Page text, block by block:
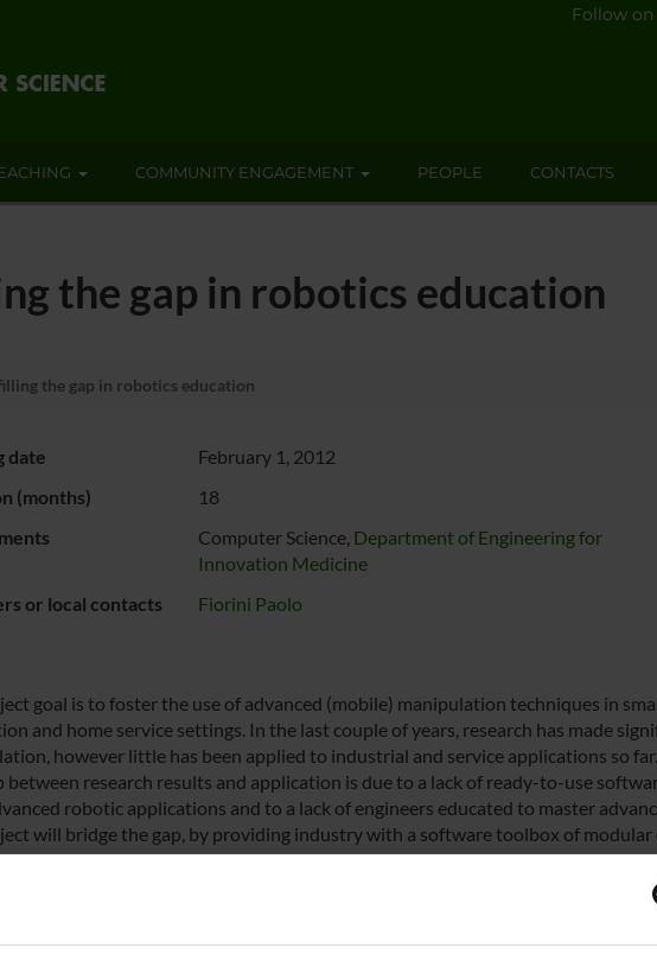
Follow on
COMMUNITY ENGAGEMENT PEOPLE CONTACTS
the gap in robotics education
the gap in robotics education
date
February 1, 2012
(months)
18
Computer Science, Department of Engineering for
Innovation Medicine
or local contacts
Fiorini Paolo
goal is to foster the use of advanced (mobile) manipulation techniques in
and home service settings. In the last couple of years, research has made
however little has been applied to industrial and service applications so far.
between research results and application is due to a lack of ready-to-use
robotic applications and to a lack of engineers educated to master
will bridge the gap, by providing industry with a software toolbox of
functionalities for mobile manipulation and an education framework with
the theory and application of mobile manipulation. As a by-product of this effort,
comprehensive of hardware interfaces and software drivers, will be
for this project, to let instructors and students also practice with sensor-based